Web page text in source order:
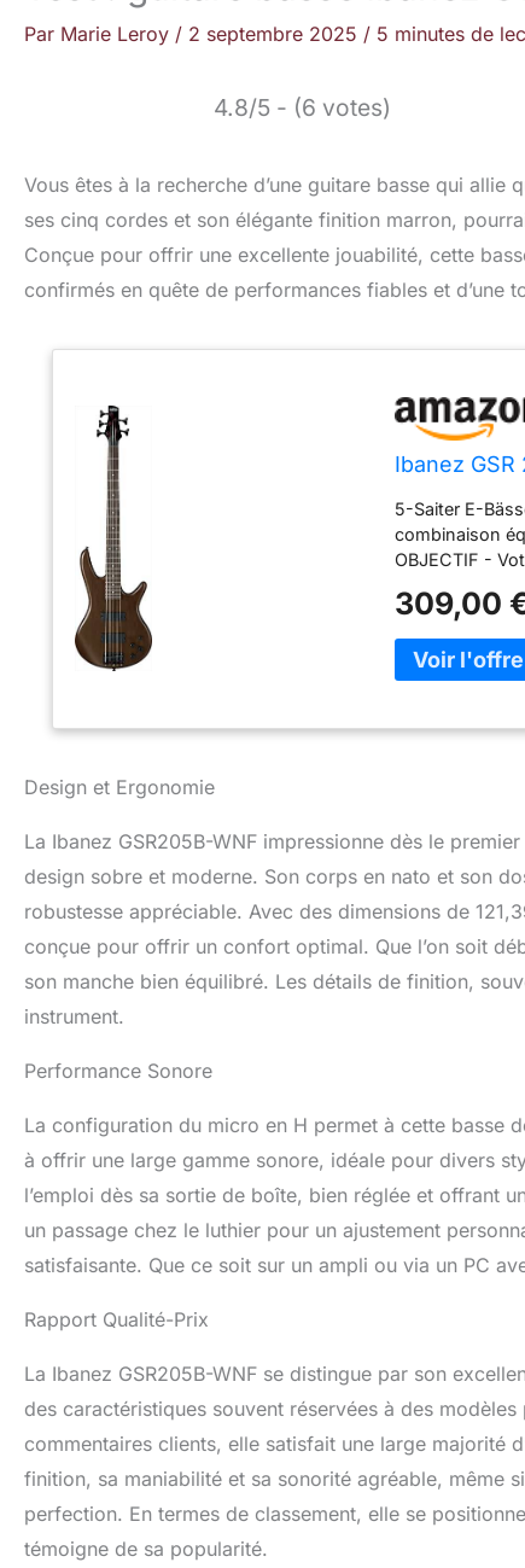
Par Marie Leroy / 2 septembre 2025 / 5 minutes de
4.8/5 - (6 votes)
Vous êtes à la recherche d’une guitare basse qui allie
ses cinq cordes et son élégante finition marron,
Conçue pour offrir une excellente jouabilité, cette
confirmés en quête de performances fiables et d’une
Ibanez
5-Saiter E-
combinaison
OBJECTIF -
309,00
Design et Ergonomie
La Ibanez GSR205B-WNF impressionne dès le
design sobre et moderne. Son corps en nato et son
robustesse appréciable. Avec des dimensions de
conçue pour offrir un confort optimal. Que l’on soit
son manche bien équilibré. Les détails de finition,
instrument.
Performance Sonore
La configuration du micro en H permet à cette basse
à offrir une large gamme sonore, idéale pour divers
l’emploi dès sa sortie de boîte, bien réglée et offrant
un passage chez le luthier pour un ajustement
satisfaisante. Que ce soit sur un ampli ou via un PC
Rapport Qualité-Prix
La Ibanez GSR205B-WNF se distingue par son
des caractéristiques souvent réservées à des
commentaires clients, elle satisfait une large majorité
finition, sa maniabilité et sa sonorité agréable, même
perfection. En termes de classement, elle se
témoigne de sa popularité.